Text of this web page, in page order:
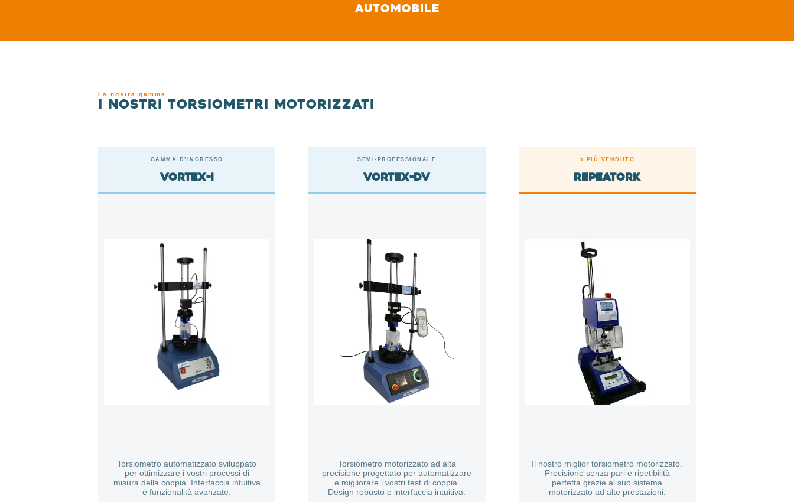
Automobile
La nostra gamma
I nostri torsiometri motorizzati
GAMMA D’INGRESSO
Vortex-I
Torsiometro automatizzato sviluppato
per ottimizzare i vostri processi di
misura della coppia. Interfaccia intuitiva
e funzionalità avanzate.
SEMI-PROFESSIONALE
Vortex-DV
Torsiometro motorizzato ad alta
precisione progettato per automatizzare
e migliorare i vostri test di coppia.
Design robusto e interfaccia intuitiva.
⭐ PIÙ VENDUTO
RepeaTork
Il nostro miglior torsiometro motorizzato.
Precisione senza pari e ripetibilità
perfetta grazie al suo sistema
motorizzato ad alte prestazioni.